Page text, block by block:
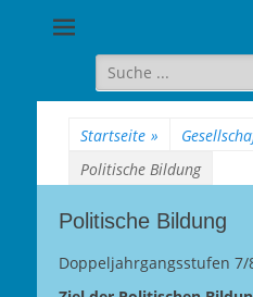
Suche
für:
Startseite »
Politische Bildung
Politische Bildung
Doppeljahrgangsstufen